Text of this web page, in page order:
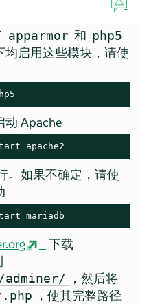
apparmor 和 php5
启用这些模块，请使
动 Apache
apache2
。如果不确定，请使
mariadb
下载
adminer/
，然后将
，使其完整路径